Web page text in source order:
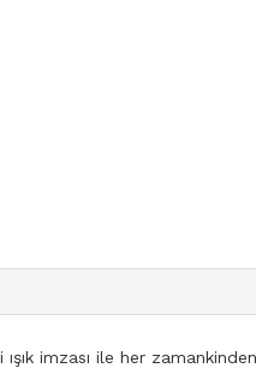
imzası ile her